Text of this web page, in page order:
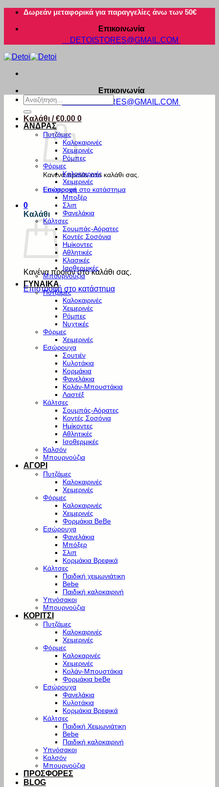
Μετάβαση
περιεχόμενο
Δωρεάν μεταφορικά για παραγγελίες άνω των 50€
Επικοινωνία
DETOISTORES@GMAIL.COM
Επικοινωνία
DETOISTORES@GMAIL.COM
Καλάθι /€0.00 0
Κανένα προϊόν στο καλάθι σας.
Επιστροφή στο κατάστημα
0
Καλάθι
Κανένα προϊόν στο καλάθι σας.
Επιστροφή στο κατάστημα
Αναζήτηση
για:
ΑΝΔΡΑΣ
Πυτζάμες
Καλοκαιρινές
Χειμερινές
Ρόμπες
Φόρμες
Καλοκαιρινές
Χειμερινές
Εσώρουχα
Μποξέρ
Σλιπ
Φανελάκια
Κάλτσες
Σουμπάς-Αόρατες
Κοντές Σοσόνια
Ημίκοντες
Αθλητικές
Κλασικές
Ισοθερμικές
Μπουρνούζια
ΓΥΝΑΙΚΑ
Πυτζάμες
Καλοκαιρινές
Χειμερινές
Ρόμπες
Νυχτικές
Φόρμες
Χειμερινές
Εσώρουχα
Σουτιέν
Κυλοτάκια
Κορμάκια
Φανελάκια
Κολάν-Μπουστάκια
Λαστέξ
Κάλτσες
Σουμπάς-Αόρατες
Κοντές Σοσόνια
Ημίκοντες
Αθλητικές
Ισοθερμικές
Καλσόν
Μπουρνούζια
ΑΓΟΡΙ
Πυτζάμες
Καλοκαιρινές
Χειμερινές
Φόρμες
Καλοκαιρινές
Χειμερινές
Φορμάκια BeBe
Εσώρουχα
Φανελάκια
Μπόξερ
Σλιπ
Κορμάκια Βρεφικά
Κάλτσες
Παιδική χειμωνιάτικη
Bebe
Παιδική καλοκαιρινή
Υπνόσακοι
Μπουρνούζια
ΚΟΡΙΤΣΙ
Πυτζάμες
Καλοκαιρινές
Χειμερινές
Φόρμες
Καλοκαρινές
Χειμερινές
Κολάν-Μπουστάκια
Φορμάκια beBe
Εσώρουχα
Φανελάκια
Κυλοτάκια
Κορμάκια Βρεφικά
Κάλτσες
Παιδική Χειμωνιάτικη
Bebe
Παιδική καλοκαιρινή
Υπνόσακοι
Καλσόν
Μπουρνούζια
ΠΡΟΣΦΟΡΕΣ
BLOG